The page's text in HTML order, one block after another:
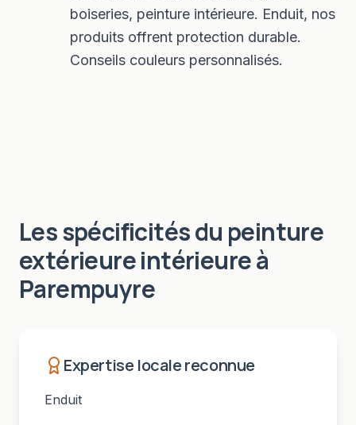
boiseries, peinture intérieure. Enduit, nos
produits offrent protection durable.
Conseils couleurs personnalisés.
Les spécificités du peinture
extérieure intérieureà
Parempuyre
Expertise locale reconnue
Enduit